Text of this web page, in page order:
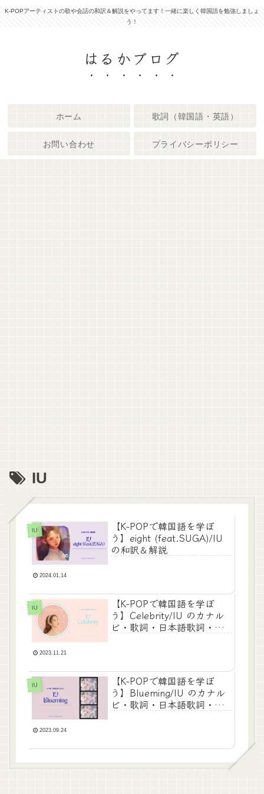
K-POPアーティストの歌や会話の和訳＆解説をやってます！一緒に楽しく韓国語を勉強しましょ
う！
はるかブログ
ホーム 歌詞（韓国語・英語）
お問い合わせ プライバシーポリシー
IU
IU
【K-POPで韓国語を学ぼ
う】eight (feat.SUGA)/IU
の和訳＆解説
2024.01.14
IU
【K-POPで韓国語を学ぼ
う】Celebrity/IU のカナル
ビ・歌詞・日本語歌詞・和
2023.11.21
IU
【K-POPで韓国語を学ぼ
う】Blueming/IU のカナル
ビ・歌詞・日本語歌詞・和
2023.09.24